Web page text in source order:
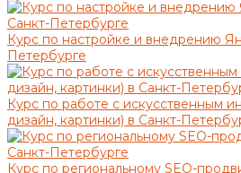
Курс по настройке и внедрению
Петербурге
Курс по работе с искусственным
дизайн, картинки) в Санкт-
Курс по региональному SEO-